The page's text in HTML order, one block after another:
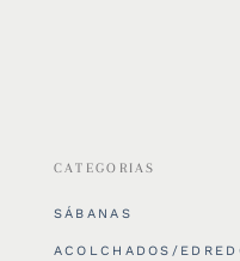
CATEGORIAS
SÁBANAS
ACOLCHADOS/